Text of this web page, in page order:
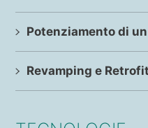
Potenziamento di
Revamping e